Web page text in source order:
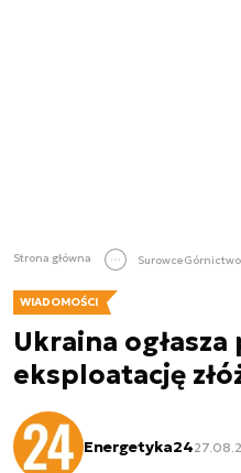
Strona główna SurowceGórnictwo
WIADOMOŚCI
Ukraina
eksploatację
Energetyka24